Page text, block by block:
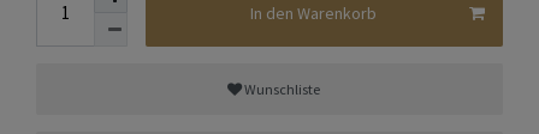
In den Warenkorb
Wunschliste